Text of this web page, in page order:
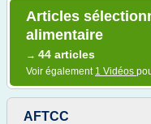
Articles
alimentaire
→ 44 articles
Voir également 1 Vidéos
AFTCC